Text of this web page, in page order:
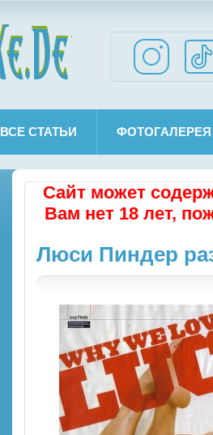
ВСЕ СТАТЬИ ФОТОГАЛЕРЕЯ
Сайт может
Вам нет 18 лет,
Люси Пиндер